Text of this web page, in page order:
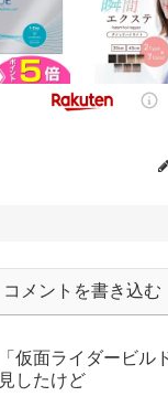
コメントを書き込む
「仮面ライダービル
見したけど